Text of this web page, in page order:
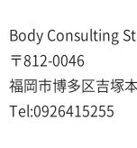
Body Consulting
〒812-0046
福岡市博多区吉塚
Tel:0926415255